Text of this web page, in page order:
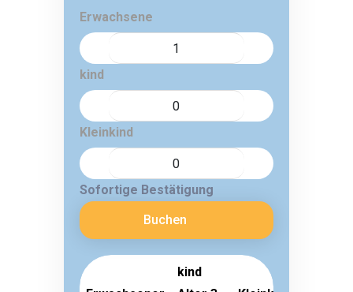
Erwachsene
kind
Kleinkind
Sofortige Bestätigung
Buchen
kind